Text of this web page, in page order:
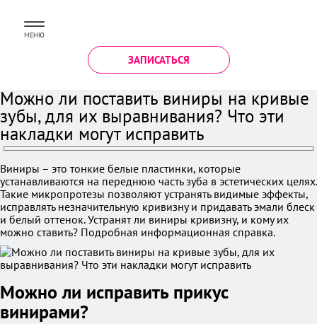
МЕНЮ
ЗАПИСАТЬСЯ
Можно ли поставить виниры на кривые
зубы, для их выравнивания? Что эти
накладки могут исправить
Виниры – это тонкие белые пластинки, которые
устанавливаются на переднюю часть зуба в эстетических целях.
Такие микропротезы позволяют устранять видимые эффекты,
исправлять незначительную кривизну и придавать эмали блеск
и белый оттенок. Устранят ли виниры кривизну, и кому их
можно ставить? Подробная информационная справка.
Можно ли исправить прикус
винирами?